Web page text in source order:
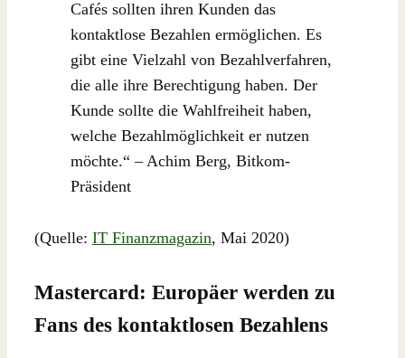
Cafés sollten ihren Kunden das
kontaktlose Bezahlen ermöglichen. Es
gibt eine Vielzahl von Bezahlverfahren,
die alle ihre Berechtigung haben. Der
Kunde sollte die Wahlfreiheit haben,
welche Bezahlmöglichkeit er nutzen
möchte.“ – Achim Berg, Bitkom-
Präsident
(Quelle: IT Finanzmagazin, Mai 2020)
Mastercard: Europäer werden zu
Fans des kontaktlosen Bezahlens